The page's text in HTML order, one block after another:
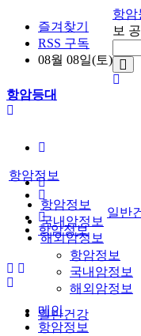
즐겨찾기
RSS 구독
08월 08일(토)
항암
보
항암등대
항암정보
항암정보
국내암정보
해외암정보
일반건강
항암정보
항암정보
국내암정보
해외암정보
일반
메인
항암정보